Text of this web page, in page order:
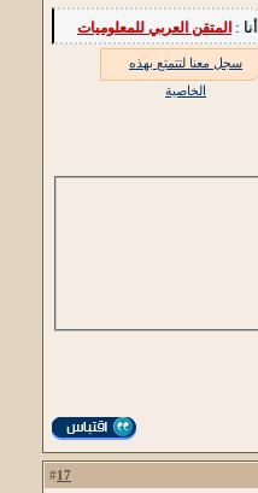
أنا : المتقن العربي للمعلوميات
سجل معنا لتتمتع بهذه
الخاصية
17